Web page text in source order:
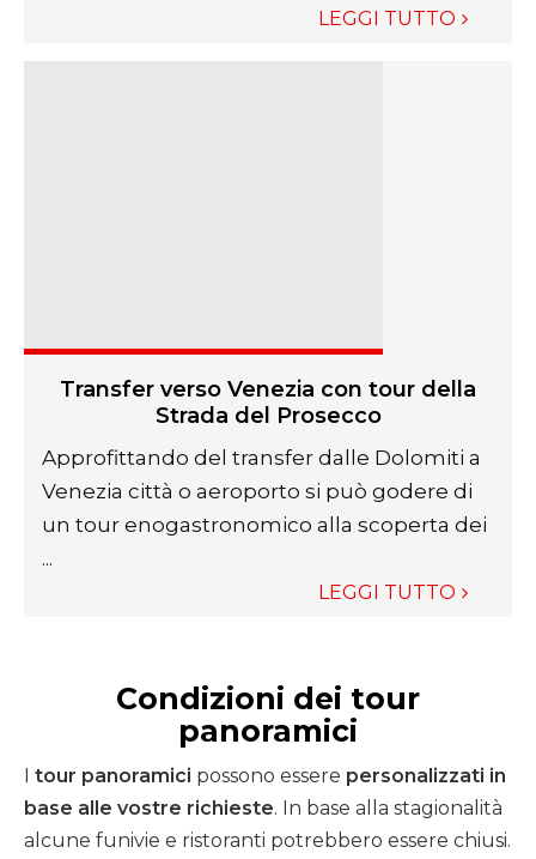
LEGGI TUTTO
Transfer verso Venezia con tour della
Strada del Prosecco
Approfittando del transfer dalle Dolomiti a
Venezia città o aeroporto si può godere di
un tour enogastronomico alla scoperta dei
...
LEGGI TUTTO
Condizioni dei tour
panoramici
I tour panoramici possono essere personalizzati in
base alle vostre richieste. In base alla stagionalità
alcune funivie e ristoranti potrebbero essere chiusi.